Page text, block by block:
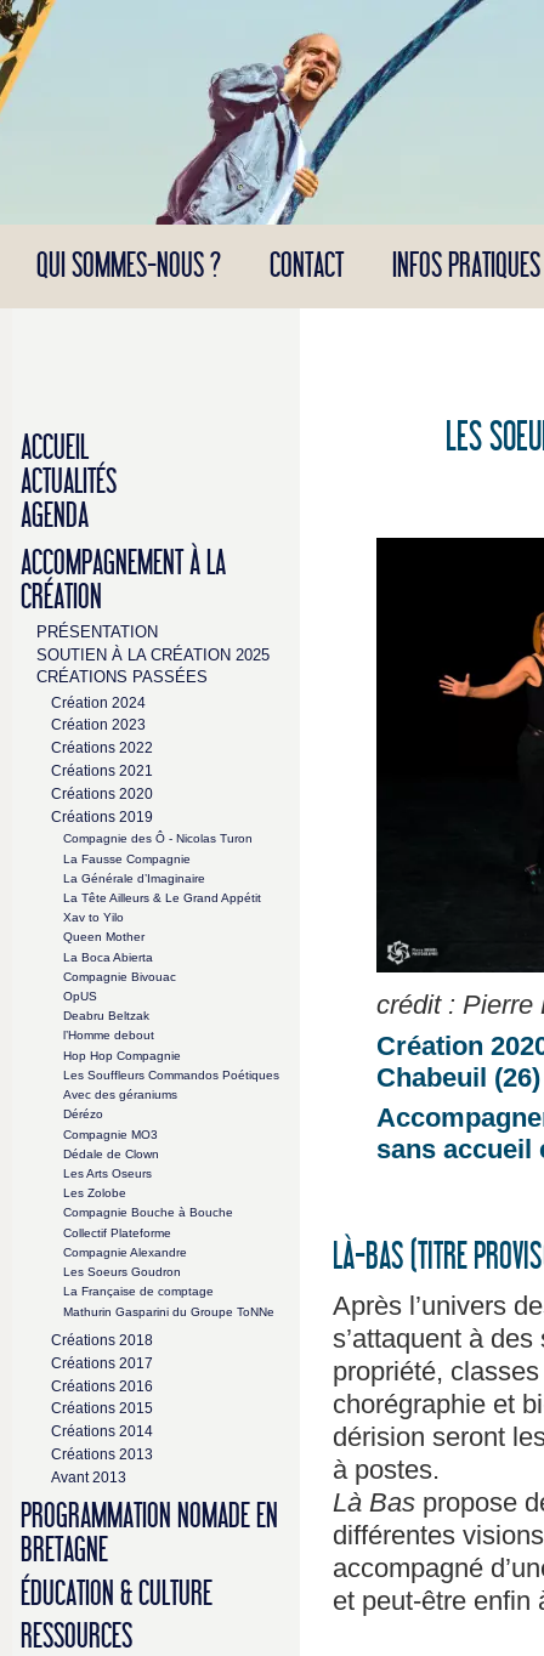
Panneau de gestion des cookies
QUI SOMMES-NOUS ? CONTACT INFOS PRATIQUES
ACCUEIL
ACTUALITÉS
AGENDA
ACCOMPAGNEMENT À LA
CRÉATION
PRÉSENTATION
SOUTIEN À LA CRÉATION 2025
CRÉATIONS PASSÉES
Création 2024
Création 2023
Créations 2022
Créations 2021
Créations 2020
Créations 2019
Compagnie des Ô - Nicolas Turon
La Fausse Compagnie
La Générale d’Imaginaire
La Tête Ailleurs & Le Grand Appétit
Xav to Yilo
Queen Mother
La Boca Abierta
Compagnie Bivouac
OpUS
Deabru Beltzak
l’Homme debout
Hop Hop Compagnie
Les Souffleurs Commandos Poétiques
Avec des géraniums
Dérézo
Compagnie MO3
Dédale de Clown
Les Arts Oseurs
Les Zolobe
Compagnie Bouche à Bouche
Collectif Plateforme
Compagnie Alexandre
Les Soeurs Goudron
La Française de comptage
Mathurin Gasparini du Groupe ToNNe
Créations 2018
Créations 2017
Créations 2016
Créations 2015
Créations 2014
Créations 2013
Avant 2013
PROGRAMMATION NOMADE EN
BRETAGNE
ÉDUCATION & CULTURE
RESSOURCES
LES
crédit : Pierre
Création
Chabeuil (26)
sans accueil
LÀ-BAS (TITRE
Après l’univers
s’attaquent à
propriété,
chorégraphie et
dérision seront
à postes.
Là Baspropose
différentes
accompagné
et peut-être enfin